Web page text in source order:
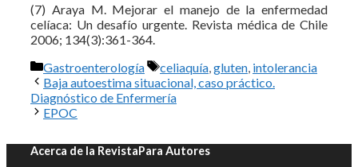
(7) Araya M. Mejorar el manejo de la enfermedad
celíaca: Un desafío urgente. Revista médica de Chile
2006; 134(3):361-364.
Categorías
Gastroenterología Etiquetas
celiaquía gluten intolerancia
Baja autoestima situacional, caso práctico.
Diagnóstico de Enfermería
EPOC
Acerca de la RevistaPara Autores